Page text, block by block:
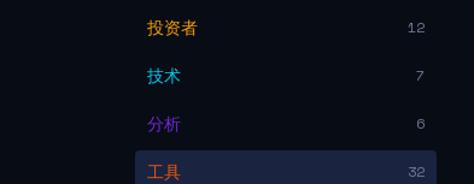
投资者 12
技术 7
分析 6
工具 32